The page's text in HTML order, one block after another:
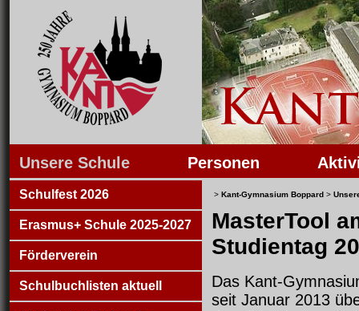
Unsere Schule Personen
Schulfest 2026
Erasmus+ Schule 2025-2027
Förderverein
Schulbuchlisten aktuell
> Kant-Gymnasium Boppard >
MasterTool
Studientag
Das Kant-
seit Januar 2013